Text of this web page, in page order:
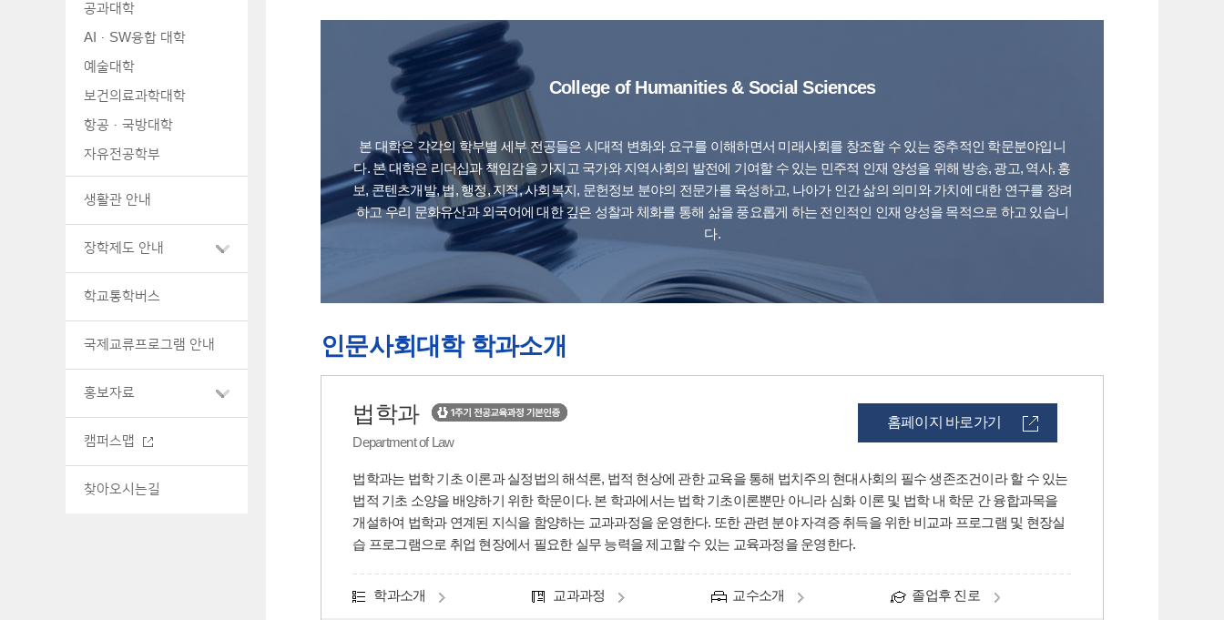
공과대학
AI·SW융합 대학
예술대학
보건의료과학대학
항공·국방대학
자유전공학부
생활관 안내
장학제도 안내
학교통학버스
국제교류프로그램 안내
홍보자료
캠퍼스맵
찾아오시는길
College of Humanities & Social Sciences
본 대학은 각각의 학부별 세부 전공들은 시대적 변화와 요구를 이해하면서 미래사회를 창조할 수 있는 중추적인 학문분야입니
다. 본 대학은 리더십과 책임감을 가지고 국가와 지역사회의 발전에 기여할 수 있는 민주적 인재 양성을 위해 방송, 광고, 역사, 홍
보, 콘텐츠개발, 법, 행정, 지적, 사회복지, 문헌정보 분야의 전문가를 육성하고, 나아가 인간 삶의 의미와 가치에 대한 연구를 장려
하고 우리 문화유산과 외국어에 대한 깊은 성찰과 체화를 통해 삶을 풍요롭게 하는 전인적인 인재 양성을 목적으로 하고 있습니
다.
인문사회대학 학과소개
법학과
Department of Law
법학과는 법학 기초 이론과 실정법의 해석론, 법적 현상에 관한 교육을 통해 법치주의 현대사회의 필수 생존조건이라 할 수 있는
법적 기초 소양을 배양하기 위한 학문이다. 본 학과에서는 법학 기초이론뿐만 아니라 심화 이론 및 법학 내 학문 간 융합과목을
개설하여 법학과 연계된 지식을 함양하는 교과과정을 운영한다. 또한 관련 분야 자격증 취득을 위한 비교과 프로그램 및 현장실
습 프로그램으로 취업 현장에서 필요한 실무 능력을 제고할 수 있는 교육과정을 운영한다.
홈페이지 바로가기
학과소개 교과과정 교수소개 졸업후 진로